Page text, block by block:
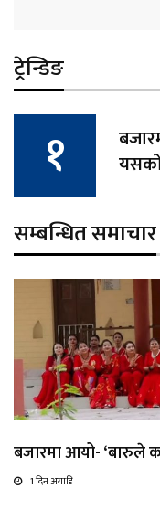
ट्रेन्डिङ
सम्बन्धित समाचार
बजारमा आयो- ‘बारुले
1 दिन अगाडि